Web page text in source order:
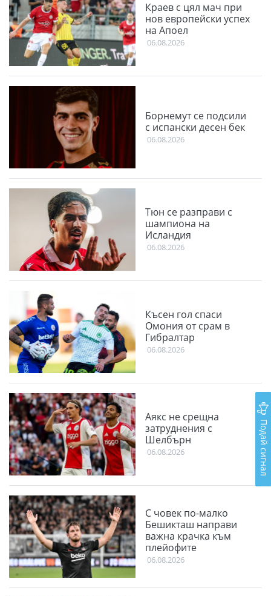
Краев с цял мач при
нов европейски успех
на Апоел
06.08.2026
Борнемут се подсили
с испански десен бек
06.08.2026
Тюн се разправи с
шампиона на
Исландия
06.08.2026
Късен гол спаси
Омония от срам в
Гибралтар
06.08.2026
Аякс не срещна
затруднения с
Шелбърн
06.08.2026
С човек по-малко
Бешикташ направи
важна крачка към
плейофите
06.08.2026
Подай сигнал